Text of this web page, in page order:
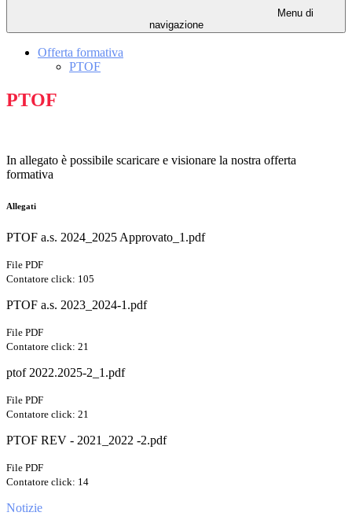
Menu di
navigazione
Offerta formativa
PTOF
PTOF
In allegato è possibile scaricare e visionare la nostra offerta
formativa
Allegati
PTOF a.s. 2024_2025 Approvato_1.pdf
File PDF
Contatore click: 105
PTOF a.s. 2023_2024-1.pdf
File PDF
Contatore click: 21
ptof 2022.2025-2_1.pdf
File PDF
Contatore click: 21
PTOF REV - 2021_2022 -2.pdf
File PDF
Contatore click: 14
Notizie